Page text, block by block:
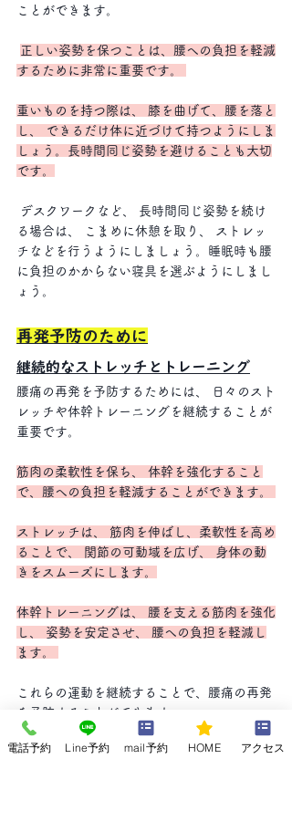
ことができます。
正しい姿勢を保つことは、腰への負担を軽減
するために非常に重要です。
重いものを持つ際は、 膝を曲げて、腰を落と
し、 できるだけ体に近づけて持つようにしま
しょう。長時間同じ姿勢を避けることも大切
です。
る場合は、 こまめに休憩を取り、 ストレッ
チなどを行うようにしましょう。睡眠時も腰
に負担のかからない寝具を選ぶようにしまし
ょう。
再発予防のために
継続的なストレッチとトレーニング
腰痛の再発を予防するためには、 日々のスト
レッチや体幹トレーニングを継続することが
重要です。
筋肉の柔軟性を保ち、 体幹を強化すること
で、腰への負担を軽減することができます。
ストレッチは、 筋肉を伸ばし、柔軟性を高め
ることで、 関節の可動域を広げ、 身体の動
きをスムーズにします。
体幹トレーニングは、 腰を支える筋肉を強化
し、 姿勢を安定させ、 腰への負担を軽減し
ます。
これらの運動を継続することで、腰痛の再発
を予防することができます。
適切な休息とリカバリー
電話予約 Line予約 mail予約 HOME アクセス